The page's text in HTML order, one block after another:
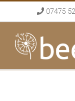
to
content
07475